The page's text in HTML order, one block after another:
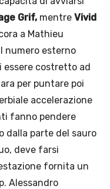
Grif, mentre Vivid
a Mathieu
numero esterno
essere costretto ad
per puntare poi
accelerazione
fanno pendere
dalla parte del sauro
deve farsi
fornita un
Alessandro